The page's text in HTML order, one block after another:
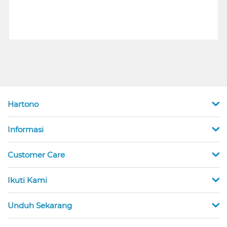
Hartono
Informasi
Customer Care
Ikuti Kami
Unduh Sekarang